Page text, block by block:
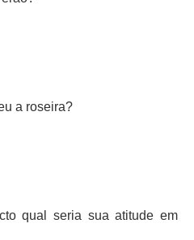
a roseira?
qual seria sua atitude em